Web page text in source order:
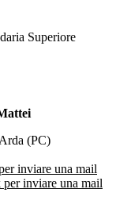
Superiore
(PC)
inviare una mail
inviare una mail